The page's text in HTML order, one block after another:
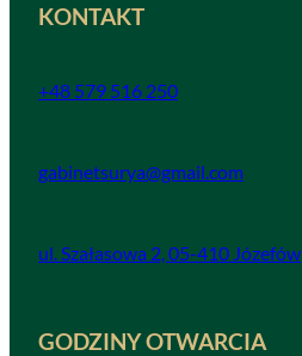
KONTAKT
+48 579 516 250
gabinetsurya@gmail.com
ul. Szałasowa 2, 05-410 Józefów
GODZINY OTWARCIA